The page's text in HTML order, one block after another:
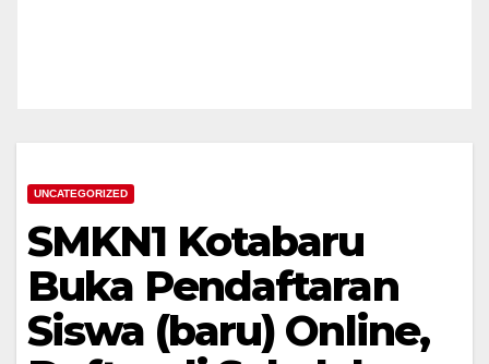
UNCATEGORIZED
SMKN1 Kotabaru
Buka Pendaftaran
Siswa (baru) Online,